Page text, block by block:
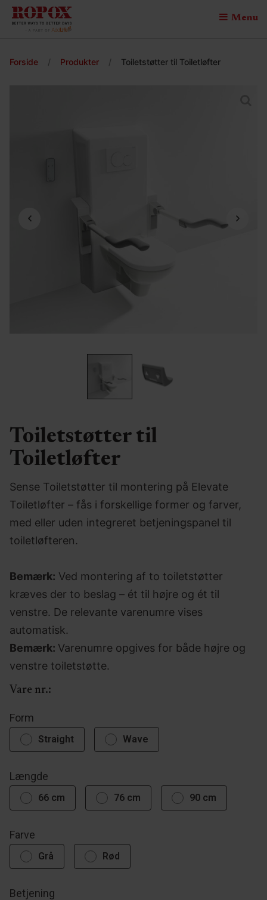
Menu
Forside / Produkter / Toiletstøtter til Toiletløfter
Toiletstøtter til
Toiletløfter
Sense Toiletstøtter til montering på Elevate
Toiletløfter – fås i forskellige former og farver,
med eller uden integreret betjeningspanel til
toiletløfteren.
Bemærk: Ved montering af to toiletstøtter
kræves der to beslag – ét til højre og ét til
venstre. De relevante varenumre vises
automatisk.
Bemærk: Varenumre opgives for både højre og
venstre toiletstøtte.
Vare nr.:
Form
Straight Wave
Længde
66 cm 76 cm 90 cm
Farve
Grå Rød
Betjening